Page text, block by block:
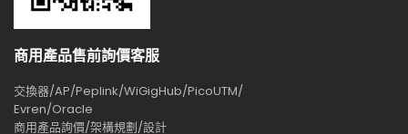
商用產品售前詢價客服
交換器/AP/Peplink/WiGigHub/PicoUTM/
Evren/Oracle
商用產品詢價/架構規劃/設計